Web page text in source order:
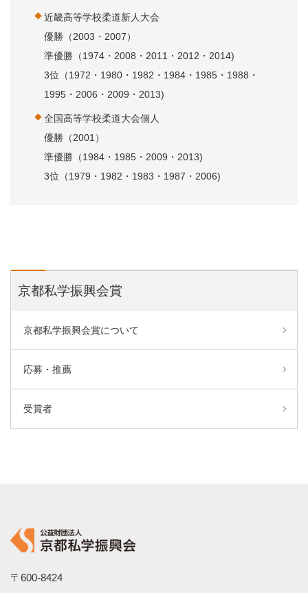
近畿高等学校柔道新人大会
優勝（2003・2007）
準優勝（1974・2008・2011・2012・2014)
3位（1972・1980・1982・1984・1985・1988・
1995・2006・2009・2013)
全国高等学校柔道大会個人
優勝（2001）
準優勝（1984・1985・2009・2013)
3位（1979・1982・1983・1987・2006)
京都私学振興会賞
京都私学振興会賞について
応募・推薦
受賞者
〒600-8424